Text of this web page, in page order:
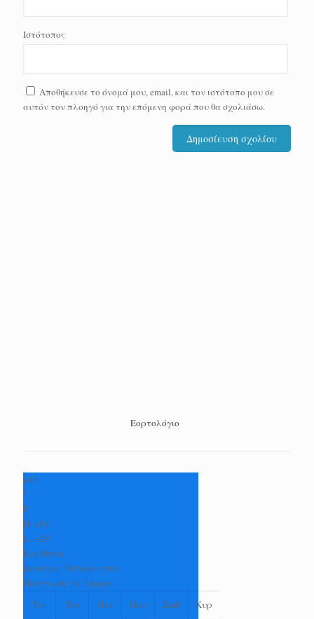
Ιστότοπος
Αποθήκευσε το όνομά μου, email, και τον ιστότοπο μου σε
αυτόν τον πλοηγό για την επόμενη φορά που θα σχολιάσω.
Εορτολόγιο
+33
°
C
H: +34°
L: +25°
Καρδίτσα
Δευτέρα, 10 Αύγουστος
Πρόγνωση για 7 μέρες
Τρι
Τετ Πεμ Παρ Σαβ Κυρ